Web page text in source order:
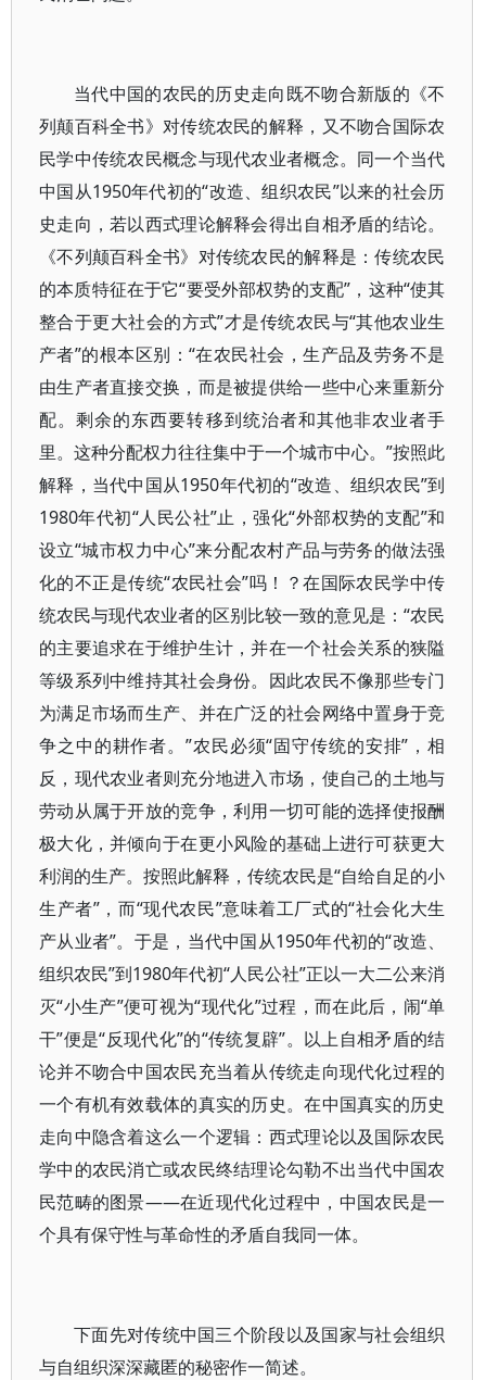
当代中国的农民的历史走向既不吻合新版的《不
列颠百科全书》对传统农民的解释，又不吻合国际农
民学中传统农民概念与现代农业者概念。同一个当代
中国从1950年代初的“改造、组织农民”以来的社会历
史走向，若以西式理论解释会得出自相矛盾的结论。
《不列颠百科全书》对传统农民的解释是：传统农民
的本质特征在于它“要受外部权势的支配”，这种“使其
整合于更大社会的方式”才是传统农民与“其他农业生
产者”的根本区别：“在农民社会，生产品及劳务不是
由生产者直接交换，而是被提供给一些中心来重新分
配。剩余的东西要转移到统治者和其他非农业者手
里。这种分配权力往往集中于一个城市中心。”按照此
解释，当代中国从1950年代初的“改造、组织农民”到
1980年代初“人民公社”止，强化“外部权势的支配”和
设立“城市权力中心”来分配农村产品与劳务的做法强
化的不正是传统“农民社会”吗！？在国际农民学中传
统农民与现代农业者的区别比较一致的意见是：“农民
的主要追求在于维护生计，并在一个社会关系的狭隘
等级系列中维持其社会身份。因此农民不像那些专门
为满足市场而生产、并在广泛的社会网络中置身于竞
争之中的耕作者。”农民必须“固守传统的安排”，相
反，现代农业者则充分地进入市场，使自己的土地与
劳动从属于开放的竞争，利用一切可能的选择使报酬
极大化，并倾向于在更小风险的基础上进行可获更大
利润的生产。按照此解释，传统农民是“自给自足的小
生产者”，而“现代农民”意味着工厂式的“社会化大生
产从业者”。于是，当代中国从1950年代初的“改造、
组织农民”到1980年代初“人民公社”正以一大二公来消
灭“小生产”便可视为“现代化”过程，而在此后，闹“单
干”便是“反现代化”的“传统复辟”。以上自相矛盾的结
论并不吻合中国农民充当着从传统走向现代化过程的
一个有机有效载体的真实的历史。在中国真实的历史
走向中隐含着这么一个逻辑：西式理论以及国际农民
学中的农民消亡或农民终结理论勾勒不出当代中国农
民范畴的图景——在近现代化过程中，中国农民是一
个具有保守性与革命性的矛盾自我同一体。
下面先对传统中国三个阶段以及国家与社会组织
与自组织深深藏匿的秘密作一简述。